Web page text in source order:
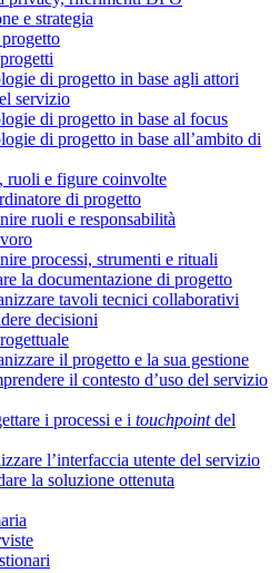
e strategia
di progetto in base agli attori
servizio
di progetto in base al focus
di progetto in base all’ambito di
ruoli e figure coinvolte
di progetto
ruoli e responsabilità
processi, strumenti e rituali
la documentazione di progetto
tavoli tecnici collaborativi
decisioni
il progetto e la sua gestione
il contesto d’uso del servizio
i processi e i touchpointdel
l’interfaccia utente del servizio
la soluzione ottenuta